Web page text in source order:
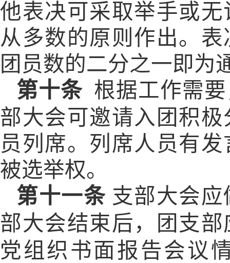
他表决可采取举手或
从多数的原则作出。
团员数的二分之一即为
第十条 根据工作需
部大会可邀请入团积
员列席。列席人员有
被选举权。
第十一条 支部大会
部大会结束后，团支
党组织书面报告会议